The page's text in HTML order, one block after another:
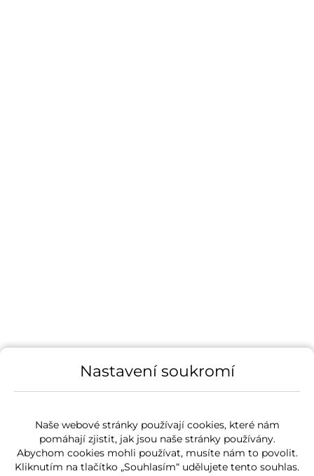
Nastavení soukromí
Naše webové stránky používají cookies, které nám
pomáhají zjistit, jak jsou naše stránky používány.
Abychom cookies mohli používat, musíte nám to povolit.
Kliknutím na tlačítko „Souhlasím“ udělujete tento souhlas.